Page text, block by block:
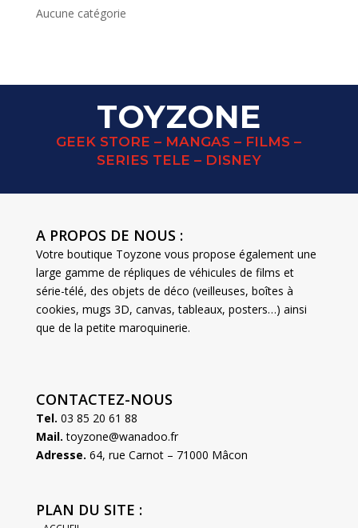
Aucune catégorie
TOYZONE
GEEK STORE – MANGAS – FILMS –
SERIES TELE – DISNEY
A PROPOS DE NOUS :
Votre boutique Toyzone vous propose également une
large gamme de répliques de véhicules de films et
série-télé, des objets de déco (veilleuses, boîtes à
cookies, mugs 3D, canvas, tableaux, posters…) ainsi
que de la petite maroquinerie.
CONTACTEZ-NOUS
Tel. 03 85 20 61 88
Mail. toyzone@wanadoo.fr
Adresse. 64, rue Carnot – 71000 Mâcon
PLAN DU SITE :